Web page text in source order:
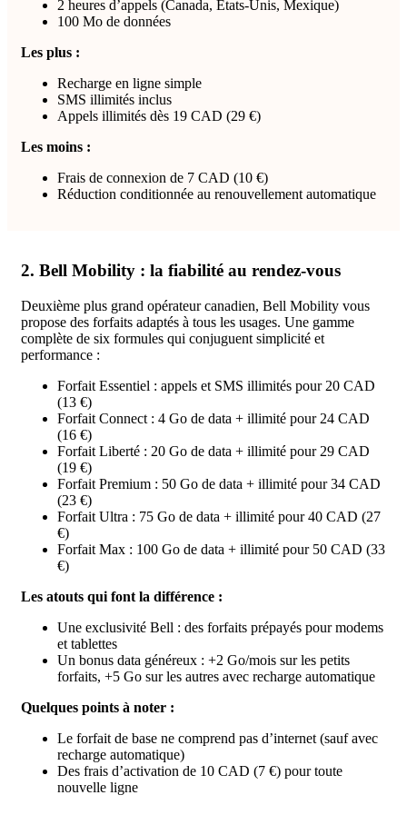
2 heures d’appels (Canada, États-Unis, Mexique)
100 Mo de données
Les plus :
Recharge en ligne simple
SMS illimités inclus
Appels illimités dès 19 CAD (29 €)
Les moins :
Frais de connexion de 7 CAD (10 €)
Réduction conditionnée au renouvellement automatique
2. Bell Mobility : la fiabilité au rendez-vous
Deuxième plus grand opérateur canadien, Bell Mobility vous
propose des forfaits adaptés à tous les usages. Une gamme
complète de six formules qui conjuguent simplicité et
performance :
Forfait Essentiel : appels et SMS illimités pour 20 CAD
(13 €)
Forfait Connect : 4 Go de data + illimité pour 24 CAD
(16 €)
Forfait Liberté : 20 Go de data + illimité pour 29 CAD
(19 €)
Forfait Premium : 50 Go de data + illimité pour 34 CAD
(23 €)
Forfait Ultra : 75 Go de data + illimité pour 40 CAD (27
€)
Forfait Max : 100 Go de data + illimité pour 50 CAD (33
€)
Les atouts qui font la différence :
Une exclusivité Bell : des forfaits prépayés pour modems
et tablettes
Un bonus data généreux : +2 Go/mois sur les petits
forfaits, +5 Go sur les autres avec recharge automatique
Quelques points à noter :
Le forfait de base ne comprend pas d’internet (sauf avec
recharge automatique)
Des frais d’activation de 10 CAD (7 €) pour toute
nouvelle ligne